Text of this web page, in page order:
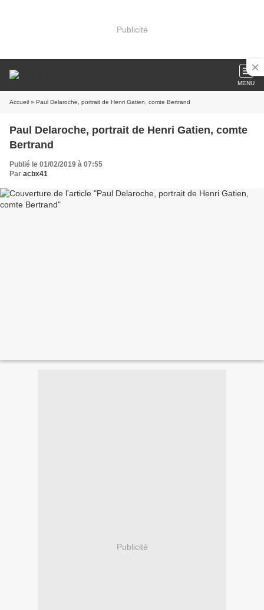
Publicité
MENU
Accueil » Paul Delaroche, portrait de Henri Gatien, comte Bertrand
Paul Delaroche, portrait de Henri Gatien, comte
Bertrand
Publié le 01/02/2019 à 07:55
Par acbx41
Publicité